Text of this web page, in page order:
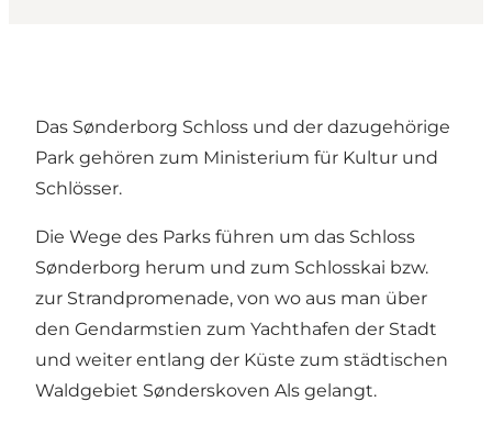
Das Sønderborg Schloss und der dazugehörige
Park gehören zum Ministerium für Kultur und
Schlösser.
Die Wege des Parks führen um das Schloss
Sønderborg herum und zum Schlosskai bzw.
zur Strandpromenade, von wo aus man über
den Gendarmstien zum Yachthafen der Stadt
und weiter entlang der Küste zum städtischen
Waldgebiet Sønderskoven Als gelangt.